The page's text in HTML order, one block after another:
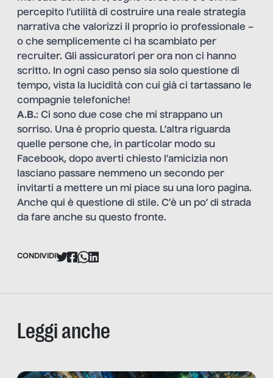
percepito l’utilità di costruire una reale strategia
narrativa che valorizzi il proprio io professionale –
o che semplicemente ci ha scambiato per
recruiter. Gli assicuratori per ora non ci hanno
scritto. In ogni caso penso sia solo questione di
tempo, vista la lucidità con cui già ci tartassano le
compagnie telefoniche!
A.B.: Ci sono due cose che mi strappano un
sorriso. Una è proprio questa. L’altra riguarda
quelle persone che, in particolar modo su
Facebook, dopo averti chiesto l’amicizia non
lasciano passare nemmeno un secondo per
invitarti a mettere un mi piace su una loro pagina.
Anche qui è questione di stile. C’è un po’ di strada
da fare anche su questo fronte.
CONDIVIDI
Leggi anche